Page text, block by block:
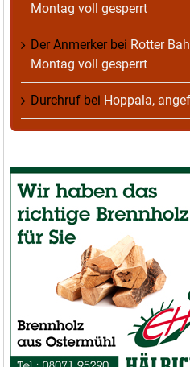
Montag voll gesperrt
Der Anmerkerbei Rotter
Montag voll gesperrt
Durchruf bei Hoppala,